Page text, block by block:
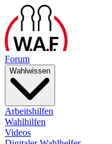
Forum
Wahlwissen
Arbeitshilfen
Wahlhilfen
Videos